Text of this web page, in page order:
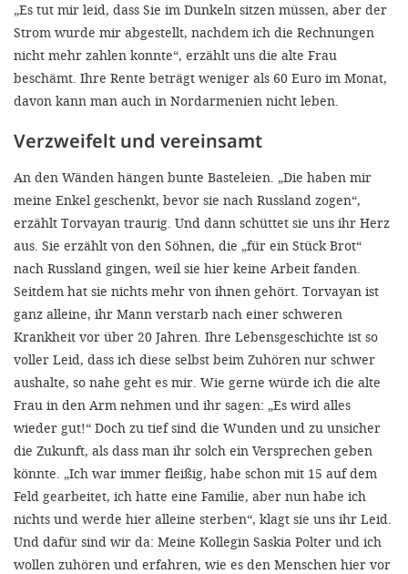
„Es tut mir leid, dass Sie im Dunkeln sitzen müssen, aber der
Strom wurde mir abgestellt, nachdem ich die Rechnungen
nicht mehr zahlen konnte“, erzählt uns die alte Frau
beschämt. Ihre Rente beträgt weniger als 60 Euro im Monat,
davon kann man auch in Nordarmenien nicht leben.
Verzweifelt und vereinsamt
An den Wänden hängen bunte Basteleien. „Die haben mir
meine Enkel geschenkt, bevor sie nach Russland zogen“,
erzählt Torvayan traurig. Und dann schüttet sie uns ihr Herz
aus. Sie erzählt von den Söhnen, die „für ein Stück Brot“
nach Russland gingen, weil sie hier keine Arbeit fanden.
Seitdem hat sie nichts mehr von ihnen gehört. Torvayan ist
ganz alleine, ihr Mann verstarb nach einer schweren
Krankheit vor über 20 Jahren. Ihre Lebensgeschichte ist so
voller Leid, dass ich diese selbst beim Zuhören nur schwer
aushalte, so nahe geht es mir. Wie gerne würde ich die alte
Frau in den Arm nehmen und ihr sagen: „Es wird alles
wieder gut!“ Doch zu tief sind die Wunden und zu unsicher
die Zukunft, als dass man ihr solch ein Versprechen geben
könnte. „Ich war immer fleißig, habe schon mit 15 auf dem
Feld gearbeitet, ich hatte eine Familie, aber nun habe ich
nichts und werde hier alleine sterben“, klagt sie uns ihr Leid.
Und dafür sind wir da: Meine Kollegin Saskia Polter und ich
wollen zuhören und erfahren, wie es den Menschen hier vor